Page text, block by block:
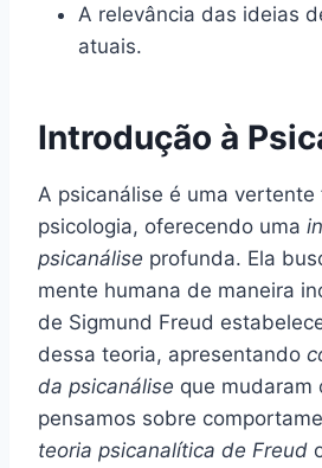
A relevância das ideias
atuais.
Introdução à
A psicanálise é uma
psicologia, oferecendo uma
psicanálise profunda. Ela
mente humana de maneira
de Sigmund Freud
dessa teoria, apresentando
da psicanálise que mudaram
pensamos sobre
teoria psicanalítica de Freud